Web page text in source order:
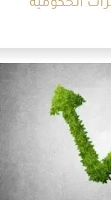
الحكومية